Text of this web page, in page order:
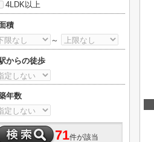
4LDK以上
積
～
からの徒歩
年数
71件が該当